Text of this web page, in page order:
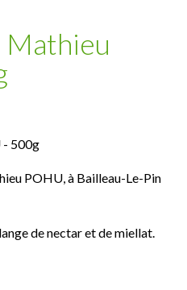
500g
POHU, à Bailleau-Le-Pin
de nectar et de miellat.